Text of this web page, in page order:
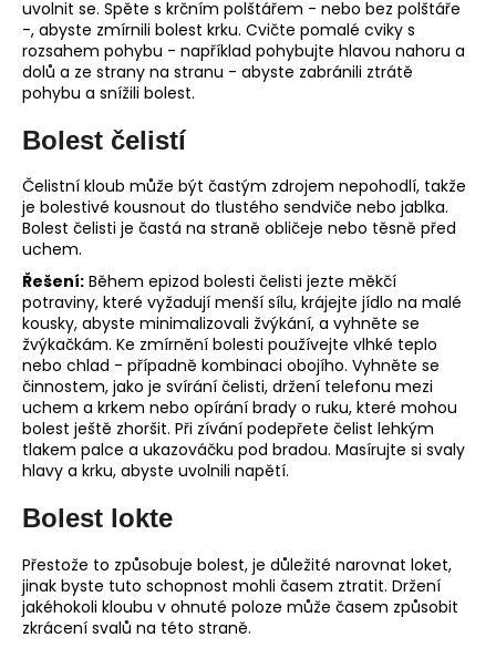
uvolnit se. Spěte s krčním polštářem - nebo bez polštáře
-, abyste zmírnili bolest krku. Cvičte pomalé cviky s
rozsahem pohybu - například pohybujte hlavou nahoru a
dolů a ze strany na stranu - abyste zabránili ztrátě
pohybu a snížili bolest.
Bolest čelistí
Čelistní kloub může být častým zdrojem nepohodlí, takže
je bolestivé kousnout do tlustého sendviče nebo jablka.
Bolest čelisti je častá na straně obličeje nebo těsně před
uchem.
Řešení: Během epizod bolesti čelisti jezte měkčí
potraviny, které vyžadují menší sílu, krájejte jídlo na malé
kousky, abyste minimalizovali žvýkání, a vyhněte se
žvýkačkám. Ke zmírnění bolesti používejte vlhké teplo
nebo chlad - případně kombinaci obojího. Vyhněte se
činnostem, jako je svírání čelisti, držení telefonu mezi
uchem a krkem nebo opírání brady o ruku, které mohou
bolest ještě zhoršit. Při zívání podepřete čelist lehkým
tlakem palce a ukazováčku pod bradou. Masírujte si svaly
hlavy a krku, abyste uvolnili napětí.
Bolest lokte
Přestože to způsobuje bolest, je důležité narovnat loket,
jinak byste tuto schopnost mohli časem ztratit. Držení
jakéhokoli kloubu v ohnuté poloze může časem způsobit
zkrácení svalů na této straně.